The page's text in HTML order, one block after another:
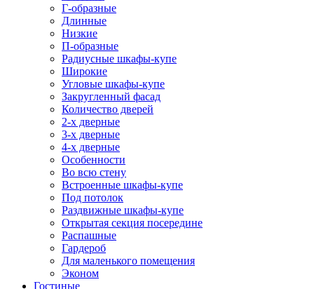
Г-образные
Длинные
Низкие
П-образные
Радиусные шкафы-купе
Широкие
Угловые шкафы-купе
Закругленный фасад
Количество дверей
2-х дверные
3-х дверные
4-х дверные
Особенности
Во всю стену
Встроенные шкафы-купе
Под потолок
Раздвижные шкафы-купе
Открытая секция посередине
Распашные
Гардероб
Для маленького помещения
Эконом
Гостиные